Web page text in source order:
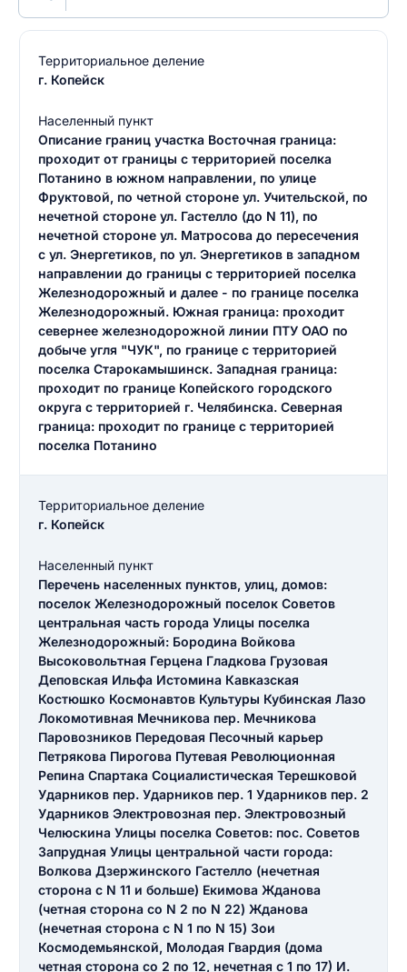
Территориальное деление
г. Копейск
Населенный пункт
Описание границ участка Восточная граница:
проходит от границы с территорией поселка
Потанино в южном направлении, по улице
Фруктовой, по четной стороне ул. Учительской, по
нечетной стороне ул. Гастелло (до N 11), по
нечетной стороне ул. Матросова до пересечения
с ул. Энергетиков, по ул. Энергетиков в западном
направлении до границы с территорией поселка
Железнодорожный и далее - по границе поселка
Железнодорожный. Южная граница: проходит
севернее железнодорожной линии ПТУ ОАО по
добыче угля "ЧУК", по границе с территорией
поселка Старокамышинск. Западная граница:
проходит по границе Копейского городского
округа с территорией г. Челябинска. Северная
граница: проходит по границе с территорией
поселка Потанино
Территориальное деление
г. Копейск
Населенный пункт
Перечень населенных пунктов, улиц, домов:
поселок Железнодорожный поселок Советов
центральная часть города Улицы поселка
Железнодорожный: Бородина Войкова
Высоковольтная Герцена Гладкова Грузовая
Деповская Ильфа Истомина Кавказская
Костюшко Космонавтов Культуры Кубинская Лазо
Локомотивная Мечникова пер. Мечникова
Паровозников Передовая Песочный карьер
Петрякова Пирогова Путевая Революционная
Репина Спартака Социалистическая Терешковой
Ударников пер. Ударников пер. 1 Ударников пер. 2
Ударников Электровозная пер. Электровозный
Челюскина Улицы поселка Советов: пос. Советов
Запрудная Улицы центральной части города:
Волкова Дзержинского Гастелло (нечетная
сторона с N 11 и больше) Екимова Жданова
(четная сторона со N 2 по N 22) Жданова
(нечетная сторона с N 1 по N 15) Зои
Космодемьянской, Молодая Гвардия (дома
четная сторона со 2 по 12, нечетная с 1 по 17) И.